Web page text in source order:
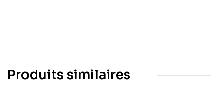
Produits similaires